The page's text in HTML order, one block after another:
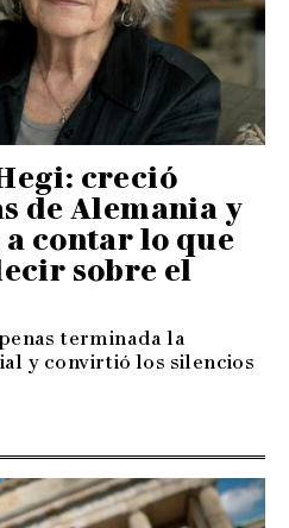
creció
de Alemania y
contar lo que
sobre el
terminada la
y convirtió los silencios